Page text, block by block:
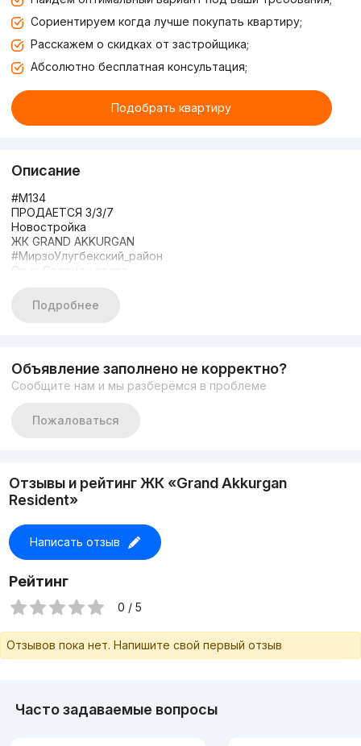
Сориентируем когда лучше покупать квартиру;
Расскажем о скидках от застройщика;
Абсолютно бесплатная консультация;
Подобрать квартиру
Описание
#M134
ПРОДАЕТСЯ 3/3/7
Новостройка
ЖК GRAND AKKURGAN
#МирзоУлугбекский_район
Ор.р: Стадион старт
Этаж: 3
Этажность: 7
+998977949292
+998771368282
Подробнее
Объявление заполнено не корректно?
Сообщите нам и мы разберёмся в проблеме
Пожаловаться
Отзывы и рейтинг ЖК «Grand Akkurgan
Resident»
Написать отзыв
Рейтинг
0 / 5
Отзывов пока нет. Напишите свой первый отзыв
Часто задаваемые вопросы